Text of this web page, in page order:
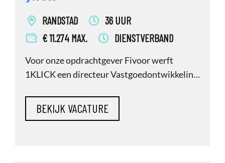
RANDSTAD
36 UUR
€ 11.274 MAX.
DIENSTVERBAND
Voor onze opdrachtgever Fivoor werft
1KLICK een directeur Vastgoedontwikkeling.
de meest uitdagende vastgoedopgaven
binnen de Nederlandse zorgsector. Wil jij